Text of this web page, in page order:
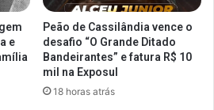
e
Peão de Cassilândia vence o
desafio “O Grande Ditado
Bandeirantes” e fatura R$ 10
mil na Exposul
18 horas atrás